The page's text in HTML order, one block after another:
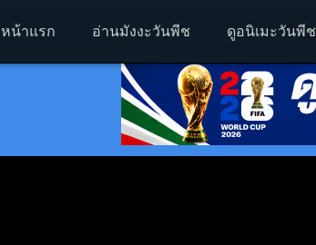
หน้าแรก อ่านมังงะวันพีช ดูอนิเมะวันพีช